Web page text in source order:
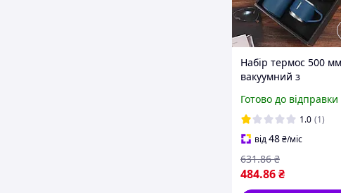
Набір термос 500 мм
вакуумний з
чашки подарунковий
комплект колір синій
Готово до відправки
1.0 (1)
від48₴/міс
484.86₴
631.86 ₴